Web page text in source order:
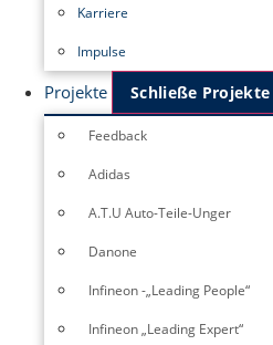
Karriere
Impulse
Projekte Schließe Projekte
Feedback
Adidas
A.T.U Auto-Teile-Unger
Danone
Infineon -„Leading People“
Infineon „Leading Expert“